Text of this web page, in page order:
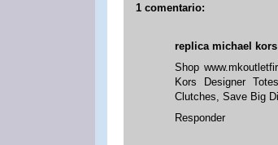
1 comentario:
replica michael kors
Shop
Kors Designer
Clutches, Save Big
Responder